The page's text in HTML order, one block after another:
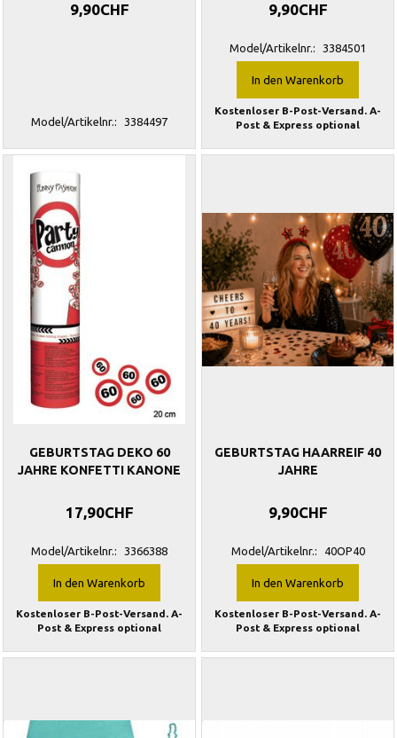
9,90CHF
Model/Artikelnr.: 3384497
9,90CHF
Model/Artikelnr.: 3384501
In den Warenkorb
Kostenloser B-Post-Versand. A-
Post & Express optional
GEBURTSTAG DEKO 60
JAHRE KONFETTI KANONE
17,90CHF
Model/Artikelnr.: 3366388
In den Warenkorb
Kostenloser B-Post-Versand. A-
Post & Express optional
GEBURTSTAG HAARREIF 40
JAHRE
9,90CHF
Model/Artikelnr.: 40OP40
In den Warenkorb
Kostenloser B-Post-Versand. A-
Post & Express optional